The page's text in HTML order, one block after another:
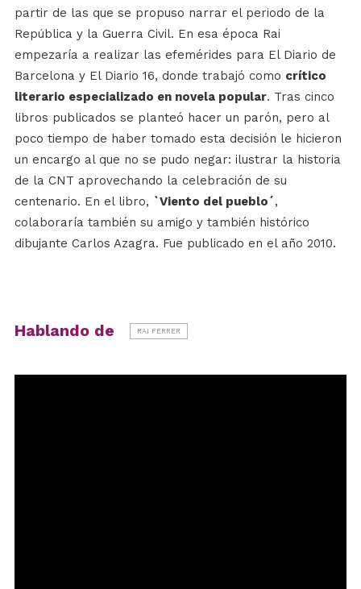
partir de las que se propuso narrar el periodo de la
República y la Guerra Civil. En esa época Rai
empezaría a realizar las efemérides para El Diario de
Barcelona y El Diario 16, donde trabajó como crítico
literario especializado en novela popular. Tras cinco
libros publicados se planteó hacer un parón, pero al
poco tiempo de haber tomado esta decisión le hicieron
un encargo al que no se pudo negar: ilustrar la historia
de la CNT aprovechando la celebración de su
centenario. En el libro, `Viento del pueblo´,
colaboraría también su amigo y también histórico
dibujante Carlos Azagra. Fue publicado en el año 2010.
Hablando de RAI FERRER